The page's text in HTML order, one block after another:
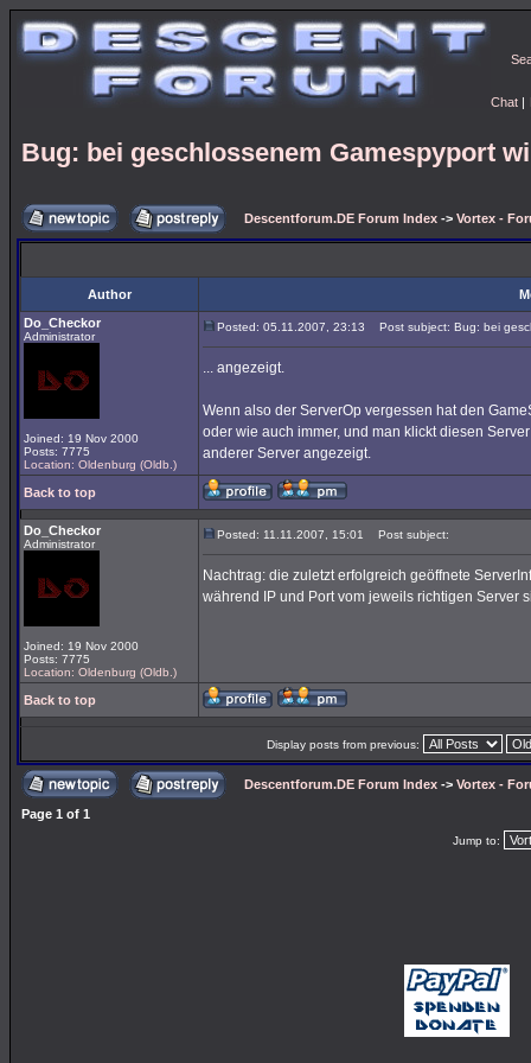
Chat |
Bug: bei geschlossenem Gamespyport
Descentforum.DE Forum Index -> Vortex -
Author
Do_Checkor
Administrator
Joined: 19 Nov 2000
Posts: 7775
Location: Oldenburg (Oldb.)
Posted: 05.11.2007, 23:13 Post subject: Bug: bei
... angezeigt.
Wenn also der ServerOp vergessen hat den
oder wie auch immer, und man klickt diesen
anderer Server angezeigt.
Back to top
Do_Checkor
Administrator
Joined: 19 Nov 2000
Posts: 7775
Location: Oldenburg (Oldb.)
Posted: 11.11.2007, 15:01 Post subject:
Nachtrag: die zuletzt erfolgreich geöffnete
während IP und Port vom jeweils richtigen Server
Back to top
Display posts from previous:
Descentforum.DE Forum Index -> Vortex -
Page 1 of 1
Jump to: